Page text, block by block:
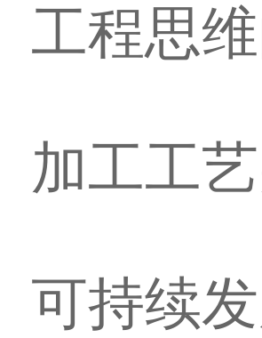
工程思
加工工
可持续